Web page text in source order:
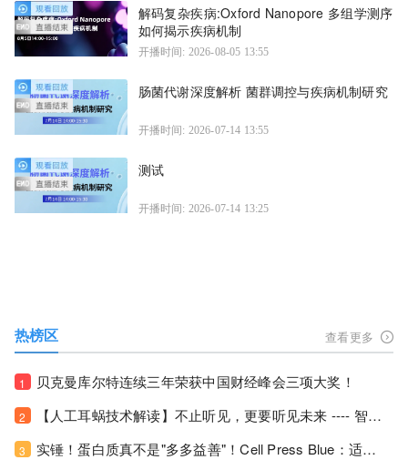
解码复杂疾病:Oxford Nanopore 多组学测序
如何揭示疾病机制
开播时间: 2026-08-05 13:55
肠菌代谢深度解析 菌群调控与疾病机制研究
开播时间: 2026-07-14 13:55
测试
开播时间: 2026-07-14 13:25
热榜区 查看更多
1 贝克曼库尔特连续三年荣获中国财经峰会三项大奖！
2 【人工耳蜗技术解读】不止听见，更要听见未来 ---- 智能耳蜗，开启人工耳蜗技术新纪元！
3 实锤！蛋白质真不是"多多益善"！Cell Press Blue：适度限蛋白，反而拉长健康寿命！